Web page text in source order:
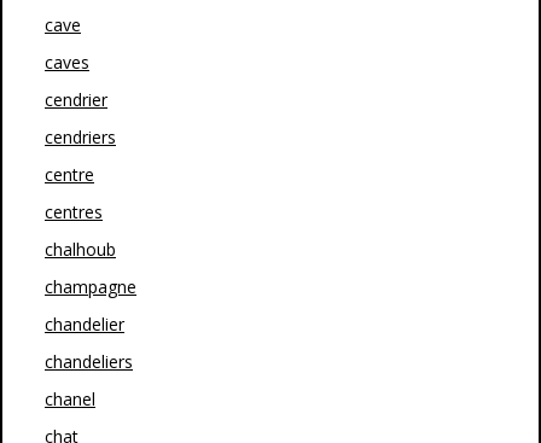
cave
caves
cendrier
cendriers
centre
centres
chalhoub
champagne
chandelier
chandeliers
chanel
chat